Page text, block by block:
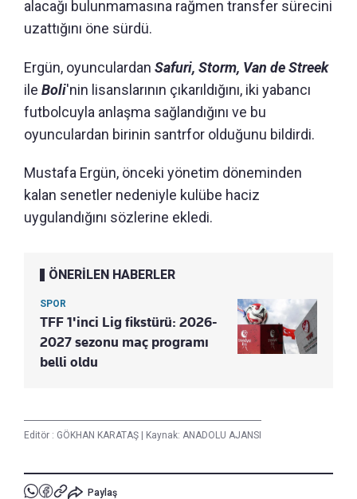
alacağı bulunmamasına rağmen transfer sürecini
uzattığını öne sürdü.
Ergün, oyunculardan Safuri, Storm, Van de Streek
ile Boli'nin lisanslarının çıkarıldığını, iki yabancı
futbolcuyla anlaşma sağlandığını ve bu
oyunculardan birinin santrfor olduğunu bildirdi.
Mustafa Ergün, önceki yönetim döneminden
kalan senetler nedeniyle kulübe haciz
uygulandığını sözlerine ekledi.
ÖNERİLEN HABERLER
SPOR
TFF 1'inci Lig fikstürü: 2026-
2027 sezonu maç programı
belli oldu
Editör : GÖKHAN KARATAŞ Kaynak: ANADOLU AJANSI
Paylaş